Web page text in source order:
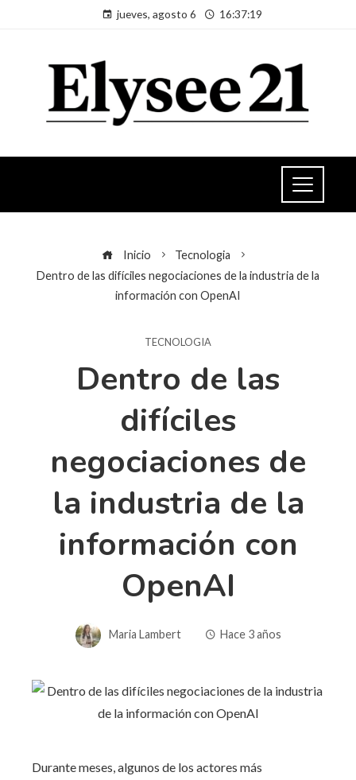
jueves, agosto 6 16:37:19
Inicio
Tecnologia
Dentro de las difíciles negociaciones de la industria de la
información con OpenAI
TECNOLOGIA
Dentro de las
difíciles
negociaciones de
la industria de la
información con
OpenAI
Maria Lambert Hace 3 años
Durante meses, algunos de los actores más